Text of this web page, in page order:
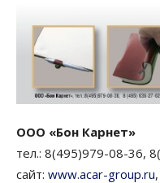
ООО «Бон Карнет»
тел.: 8(495)979-08-36,
сайт: www.acar-group.ru,